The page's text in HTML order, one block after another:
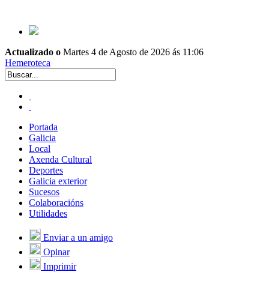
Actualizado o Martes 4 de Agosto de 2026 ás 11:06
Hemeroteca
Portada
Galicia
Local
Axenda Cultural
Deportes
Galicia exterior
Sucesos
Colaboracións
Utilidades
Enviar a un amigo
Opinar
Imprimir